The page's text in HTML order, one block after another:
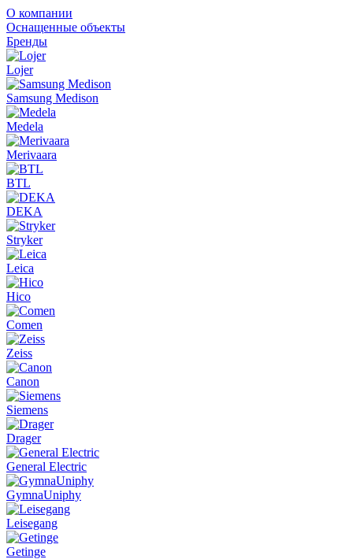
О компании
Оснащенные объекты
Бренды
Lojer
Samsung Medison
Medela
Merivaara
BTL
DEKA
Stryker
Leica
Hico
Comen
Zeiss
Canon
Siemens
Drager
General Electric
GymnaUniphy
Leisegang
Getinge